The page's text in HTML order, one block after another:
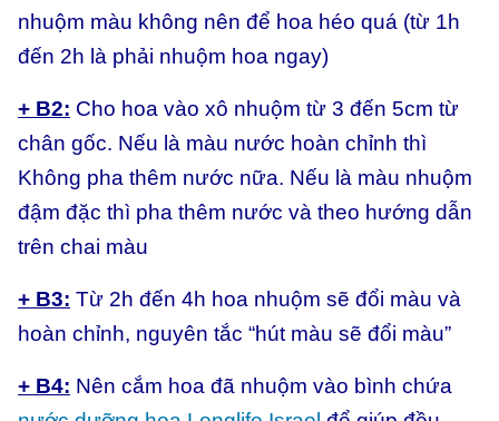
nhuộm màu không nên để hoa héo quá (từ 1h
đến 2h là phải nhuộm hoa ngay)
+ B2: Cho hoa vào xô nhuộm từ 3 đến 5cm từ
chân gốc. Nếu là màu nước hoàn chỉnh thì
Không pha thêm nước nữa. Nếu là màu nhuộm
đậm đặc thì pha thêm nước và theo hướng dẫn
trên chai màu
+ B3: Từ 2h đến 4h hoa nhuộm sẽ đổi màu và
hoàn chỉnh, nguyên tắc “hút màu sẽ đổi màu”
+ B4: Nên cắm hoa đã nhuộm vào bình chứa